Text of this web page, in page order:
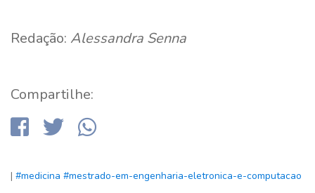
Redação: Alessandra Senna
Compartilhe:
| #medicina #mestrado-em-engenharia-eletronica-e-computacao